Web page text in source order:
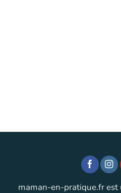
maman-en-pratique.fr est